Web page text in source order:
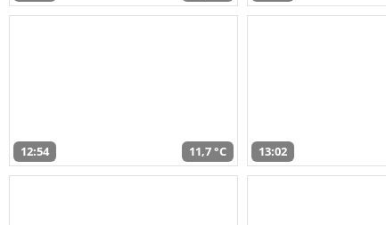
12:54 11,7 °C 13:02